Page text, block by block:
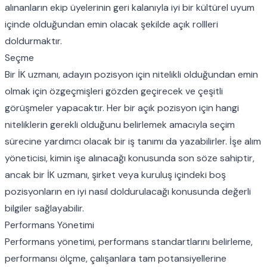
alınanların ekip üyelerinin geri kalanıyla iyi bir kültürel uyum
içinde olduğundan emin olacak şekilde açık rollleri
doldurmaktır.
Seçme
Bir İK uzmanı, adayın pozisyon için nitelikli olduğundan emin
olmak için özgeçmişleri gözden geçirecek ve çeşitli
görüşmeler yapacaktır. Her bir açık pozisyon için hangi
niteliklerin gerekli olduğunu belirlemek amacıyla seçim
sürecine yardımcı olacak bir iş tanımı da yazabilirler. İşe alım
yöneticisi, kimin işe alınacağı konusunda son söze sahiptir,
ancak bir İK uzmanı, şirket veya kuruluş içindeki boş
pozisyonların en iyi nasıl doldurulacağı konusunda değerli
bilgiler sağlayabilir.
Performans Yönetimi
Performans yönetimi, performans standartlarını belirleme,
performansı ölçme, çalışanlara tam potansiyellerine